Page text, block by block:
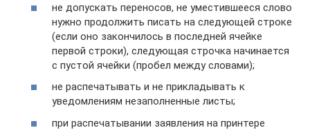
не допускать переносов, не уместившееся слово
нужно продолжить писать на следующей строке
(если оно закончилось в последней ячейке
первой строки), следующая строчка начинается
с пустой ячейки (пробел между словами);
не распечатывать и не прикладывать к
уведомлениям незаполненные листы;
при распечатывании заявления на принтере